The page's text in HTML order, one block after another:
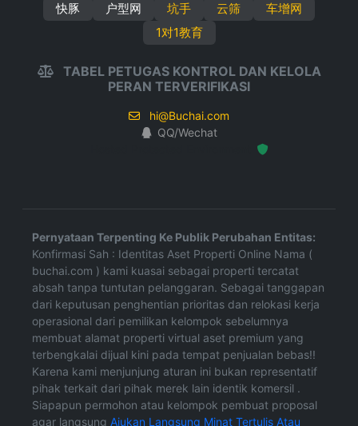
快豚 户型网 坑手 云筛
车增网
1对1教育
TABEL PETUGAS KONTROL DAN KELOLA
PERAN TERVERIFIKASI
hi@Buchai.com
QQ/Wechat
Pernyataan Terpenting Ke Publik Perubahan Entitas:
Konfirmasi Sah : Identitas Aset Properti Online Nama (
buchai.com ) kami kuasai sebagai properti tercatat
absah tanpa tuntutan pelanggaran. Sebagai tanggapan
dari keputusan penghentian prioritas dan relokasi kerja
operasional dari pemilikan kelompok sebelumnya
membuat alamat properti virtual aset premium yang
terbengkalai dijual kini pada tempat penjualan bebas!!
Karena kami menjunjung aturan ini bukan representatif
pihak terkait dari pihak merek lain identik komersil .
Siapapun permohon atau kelompok pembuat proposal
agar langsung Ajukan Langsung Minat Tertulis Atau